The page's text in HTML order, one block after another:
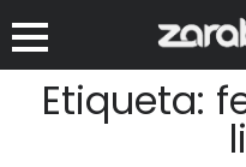
Etiqueta: